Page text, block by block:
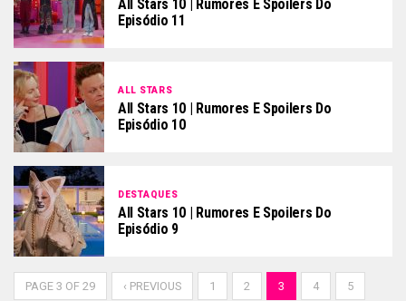
All Stars 10 | Rumores E Spoilers Do
Episódio 11
ALL STARS
All Stars 10 | Rumores E Spoilers Do
Episódio 10
DESTAQUES
All Stars 10 | Rumores E Spoilers Do
Episódio 9
PAGE 3 OF 29 ‹ PREVIOUS 1 2 3 4 5